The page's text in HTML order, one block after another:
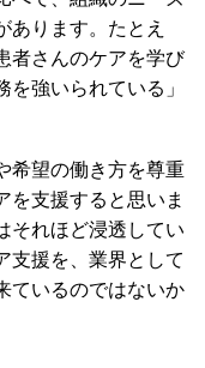
あります。たとえ
者さんのケアを学び
強いられている」
希望の働き方を尊重
を支援すると思いま
それほど浸透してい
支援を、業界として
ているのではないか